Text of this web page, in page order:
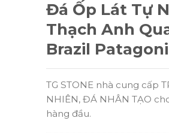
Đá Ốp Lát Tự
Thạch Anh
Brazil
TG STONE nhà cung cấp
NHIÊN, ĐÁ NHÂN TẠO
hàng đầu.